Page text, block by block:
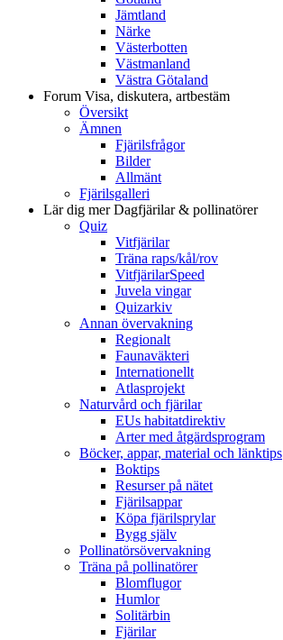
Jämtland
Närke
Västerbotten
Västmanland
Västra Götaland
Forum Visa, diskutera, artbestäm
Översikt
Ämnen
Fjärilsfrågor
Bilder
Allmänt
Fjärilsgalleri
Lär dig merDagfjärilar & pollinatörer
Quiz
Vitfjärilar
Träna raps/kål/rov
VitfjärilarSpeed
Juvela vingar
Quizarkiv
Annan övervakning
Regionalt
Faunaväkteri
Internationellt
Atlasprojekt
Naturvård och fjärilar
EUs habitatdirektiv
Arter med åtgärdsprogram
Böcker, appar, material och länktips
Boktips
Resurser på nätet
Fjärilsappar
Köpa fjärilsprylar
Bygg själv
Pollinatörsövervakning
Träna på pollinatörer
Blomflugor
Humlor
Solitärbin
Fjärilar